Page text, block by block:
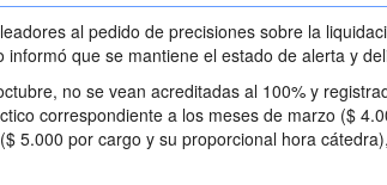
al pedido de precisiones sobre la
que se mantiene el estado de alerta y
no se vean acreditadas al 100% y
correspondiente a los meses de marzo ($
5.000 por cargo y su proporcional hora